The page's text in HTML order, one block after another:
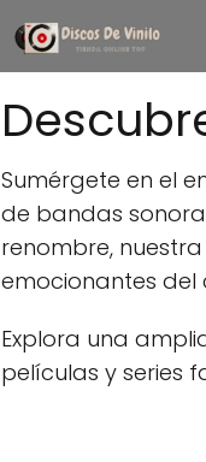
Sumérgete en el
de bandas
renombre,
emocionantes del
Explora una
películas y series